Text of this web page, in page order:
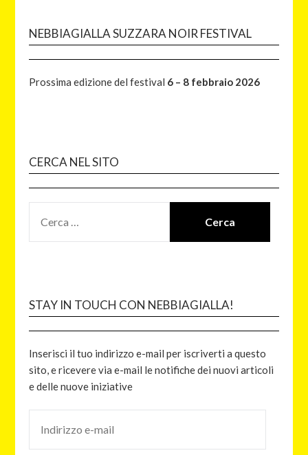
NEBBIAGIALLA SUZZARA NOIR FESTIVAL
Prossima edizione del festival 6 – 8 febbraio 2026
CERCA NEL SITO
STAY IN TOUCH CON NEBBIAGIALLA!
Inserisci il tuo indirizzo e-mail per iscriverti a questo
sito, e ricevere via e-mail le notifiche dei nuovi articoli
e delle nuove iniziative